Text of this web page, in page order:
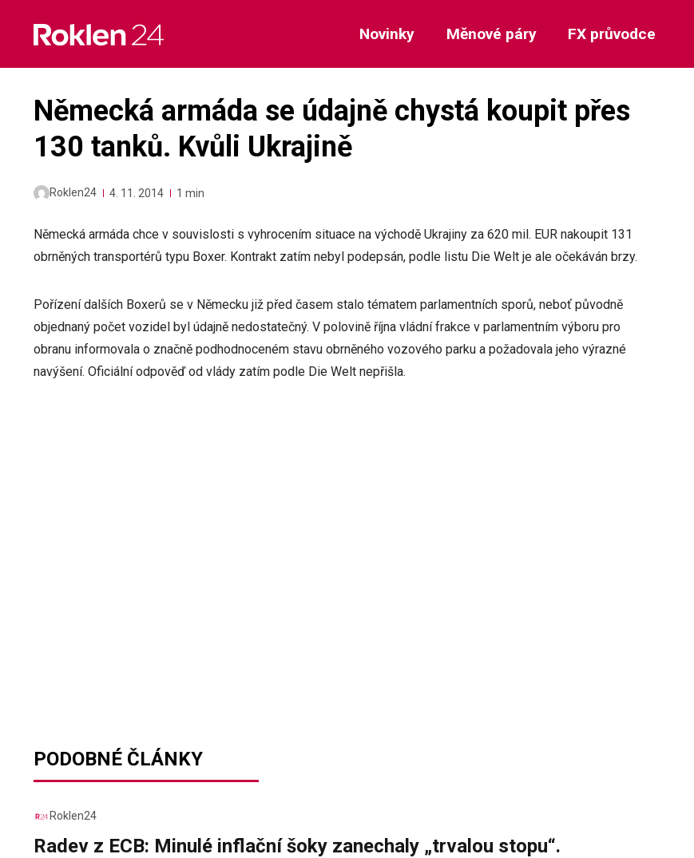
content
Novinky Měnové páry FX průvodce
Německá armáda se údajně chystá koupit přes
130 tanků. Kvůli Ukrajině
Roklen24 4. 11. 2014 1 min
Německá armáda chce v souvislosti s vyhrocením situace na východě Ukrajiny za 620 mil. EUR nakoupit 131
obrněných transportérů typu Boxer. Kontrakt zatím nebyl podepsán, podle listu Die Welt je ale očekáván brzy.
Pořízení dalších Boxerů se v Německu již před časem stalo tématem parlamentních sporů, neboť původně
objednaný počet vozidel byl údajně nedostatečný. V polovině října vládní frakce v parlamentním výboru pro
obranu informovala o značně podhodnoceném stavu obrněného vozového parku a požadovala jeho výrazné
navýšení. Oficiální odpověď od vlády zatím podle Die Welt nepřišla.
PODOBNÉ ČLÁNKY
Roklen24
Radev z ECB: Minulé inflační šoky zanechaly „trvalou stopu“.